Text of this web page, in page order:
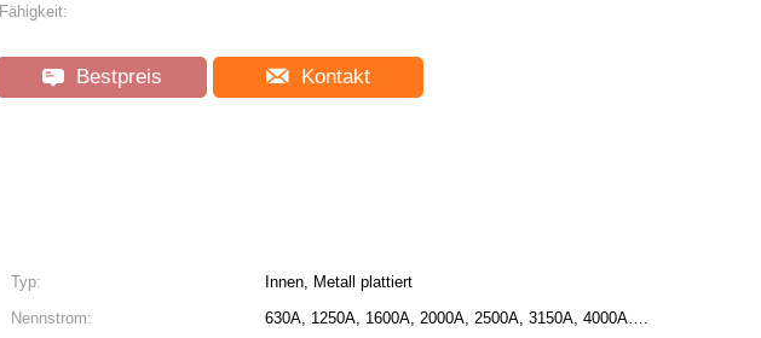
Fähigkeit:
Bestpreis Kontakt
Typ:
Innen, Metall plattiert
Nennstrom:
630A, 1250A, 1600A, 2000A, 2500A, 3150A, 4000A….